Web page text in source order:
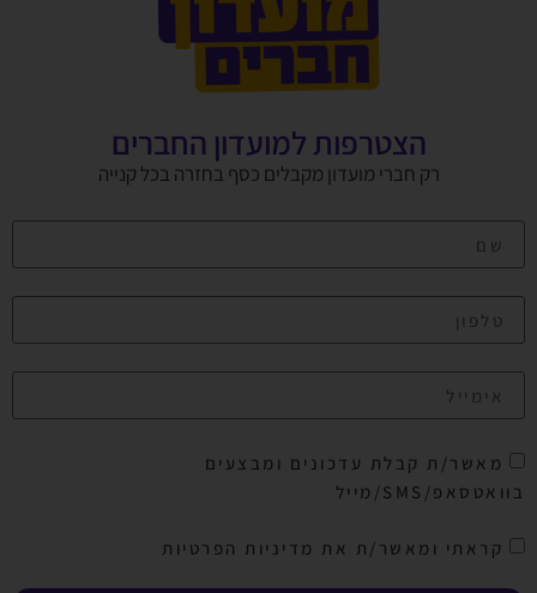
הצטרפות למועדון החברים
רק חברי מועדון מקבלים כסף בחזרה בכל קנייה
מאשר/ת קבלת עדכונים ומבצעים
בוואטסאפ/SMS/מייל
קראתי ומאשר/ת את מדיניות הפרטיות